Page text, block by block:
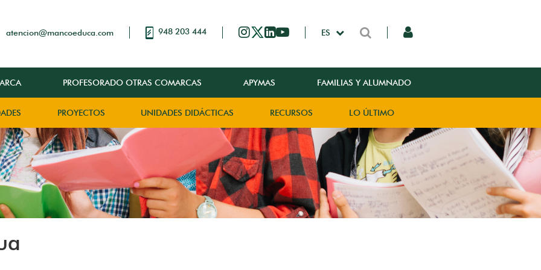
atencion@mancoeduca.com 948 203 444 ES
PROFESORADO OTRAS COMARCAS APYMAS FAMILIAS Y ALUMNADO
PROYECTOS UNIDADES DIDÁCTICAS RECURSOS LO ÚLTIMO